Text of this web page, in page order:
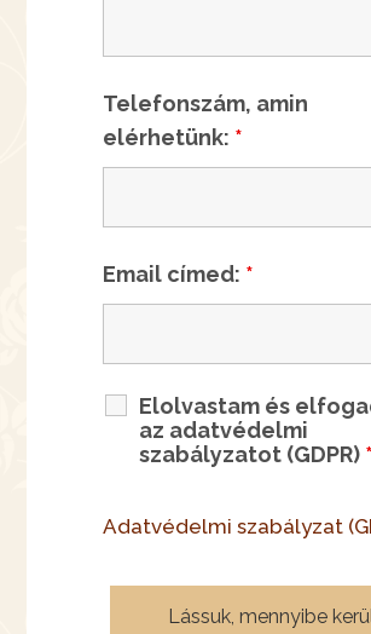
Telefonszám, amin
elérhetünk: *
Email címed: *
Elolvastam és
az adatvédelmi
szabályzatot (GDPR) *
Adatvédelmi szabályzat